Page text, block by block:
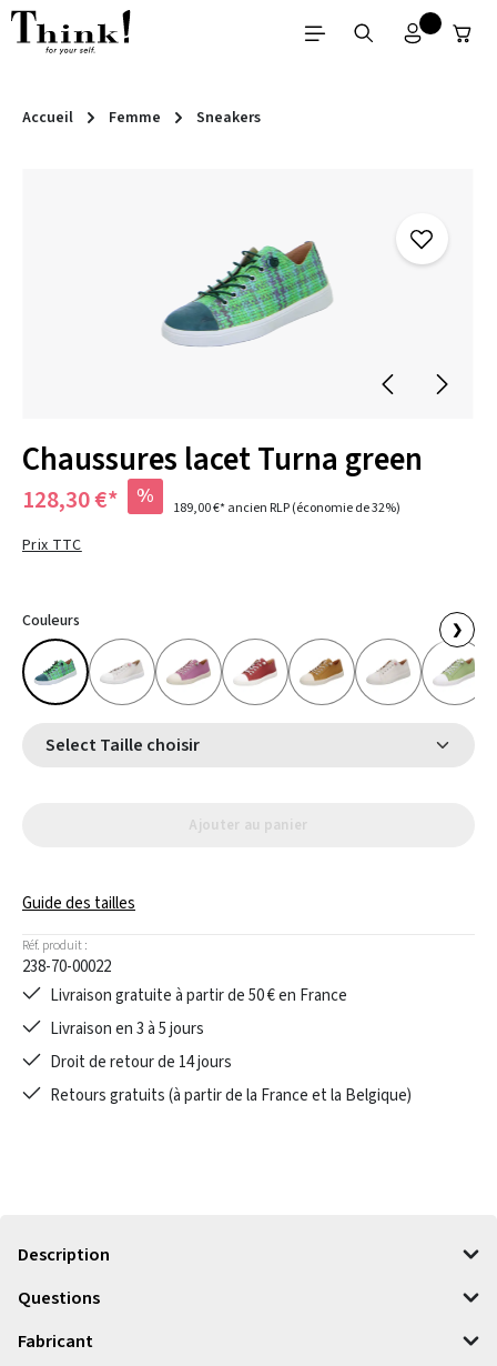
Passer au contenu principal
Accueil Femme Sneakers
Chaussures lacet Turna green
128,30 €* % 189,00 €*ancien RLP(économie de 32%)
Prix TTC
Couleurs ❯
Select Taille choisir
Ajouter au panier
Guide des tailles
Réf. produit :
238-70-00022
Livraison gratuite à partir de 50 € en France
Livraison en 3 à 5 jours
Droit de retour de 14 jours
Retours gratuits (à partir de la France et la Belgique)
Description
Questions
Fabricant